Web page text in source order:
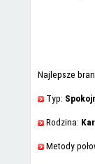
Najlepsze
Typ:
Rodzina:
Metody